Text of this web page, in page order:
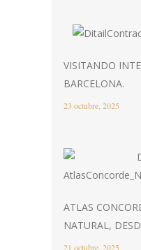
VISITANDO
BARCELONA.
23 octubre, 2025
ATLAS
NATURAL,
21 octubre, 2025